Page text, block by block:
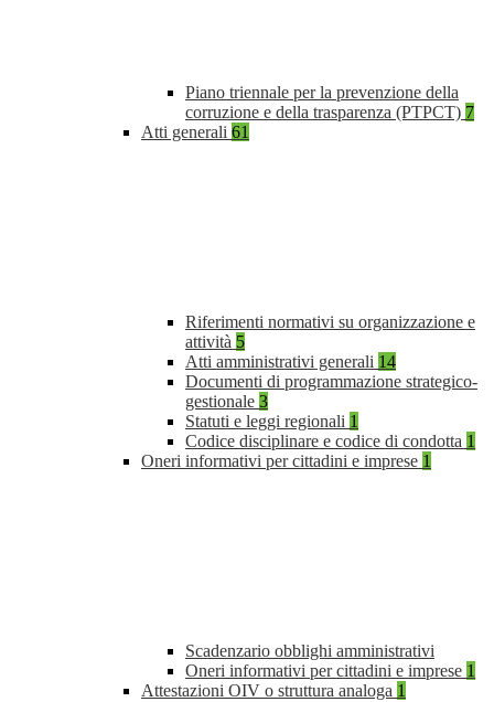
Piano triennale per la prevenzione della
corruzione e della trasparenza (PTPCT) 7
Atti generali 61
Riferimenti normativi su organizzazione e
attività 5
Atti amministrativi generali 14
Documenti di programmazione strategico-
gestionale 3
Statuti e leggi regionali 1
Codice disciplinare e codice di condotta 1
Oneri informativi per cittadini e imprese 1
Scadenzario obblighi amministrativi
Oneri informativi per cittadini e imprese 1
Attestazioni OIV o struttura analoga 1